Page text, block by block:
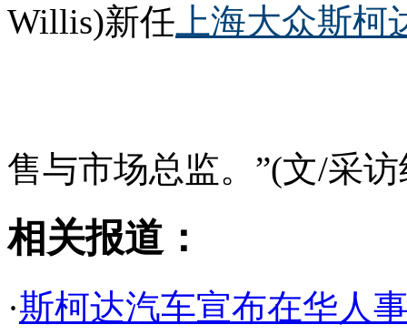
Willis)新任 上海大众斯柯
售与市场总监。”(文/采
相关报道：
·斯柯达汽车宣布在华人